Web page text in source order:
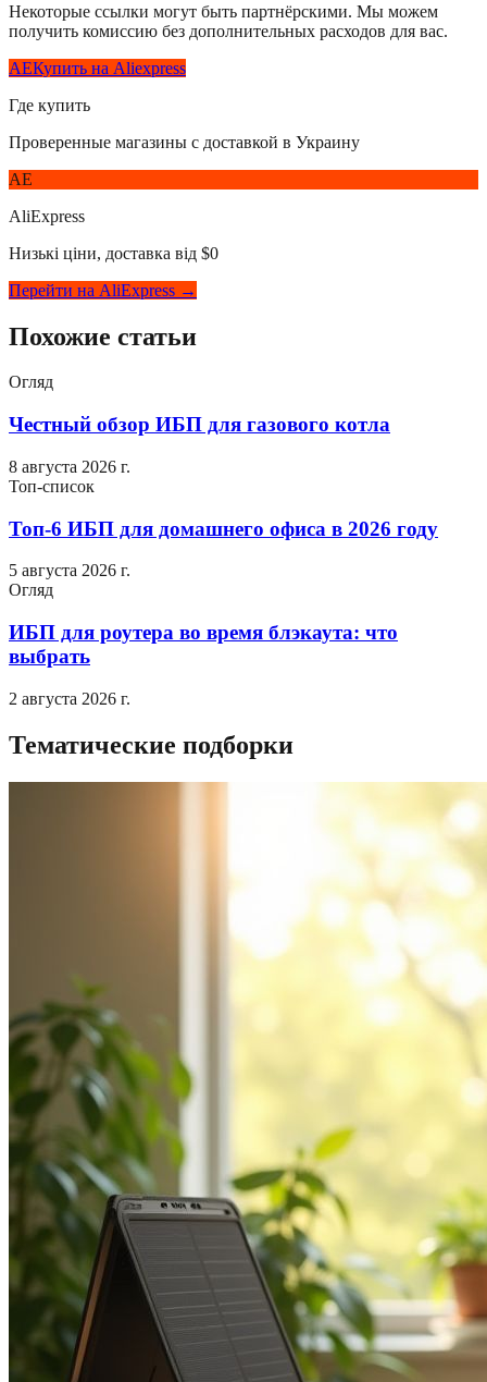
Некоторые ссылки могут быть партнёрскими. Мы можем
получить комиссию без дополнительных расходов для вас.
AEКупить на Aliexpress
Где купить
Проверенные магазины с доставкой в Украину
AE
AliExpress
Низькі ціни, доставка від $0
Перейти на AliExpress →
Похожие статьи
Огляд
Честный обзор ИБП для газового котла
8 августа 2026 г.
Топ-список
Топ-6 ИБП для домашнего офиса в 2026 году
5 августа 2026 г.
Огляд
ИБП для роутера во время блэкаута: что
выбрать
2 августа 2026 г.
Тематические подборки